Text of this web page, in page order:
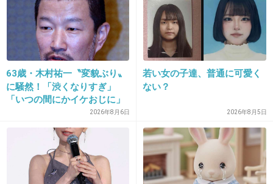
2018/11/16(金) 10:58:07 ID:9PfRtlsAD2
この人嫌い
人生舐めてる感じが不快
2018/11/16(金) 10:59:26
私は嫌いじゃないよ、演技は見てないけどバラエティで見
63歳・木村祐一〝変貌ぶり〟
に騒然！「渋くなりすぎ」
「いつの間にかイケおじに」
2026年8月6日
若い女の子達、普通に可愛く
ない？
2026年8月5日